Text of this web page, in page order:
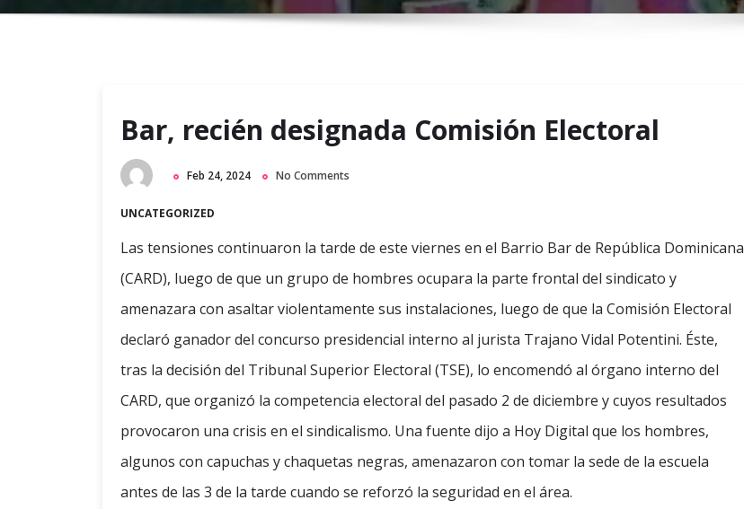
r
n
u
Bar, recién designada Comisión Electoral
Feb 24, 2024 No Comments
UNCATEGORIZED
Las tensiones continuaron la tarde de este viernes en el Barrio Bar de República Dominicana
(CARD), luego de que un grupo de hombres ocupara la parte frontal del sindicato y
amenazara con asaltar violentamente sus instalaciones, luego de que la Comisión Electoral
declaró ganador del concurso presidencial interno al jurista Trajano Vidal Potentini. Éste,
tras la decisión del Tribunal Superior Electoral (TSE), lo encomendó al órgano interno del
CARD, que organizó la competencia electoral del pasado 2 de diciembre y cuyos resultados
provocaron una crisis en el sindicalismo. Una fuente dijo a Hoy Digital que los hombres,
algunos con capuchas y chaquetas negras, amenazaron con tomar la sede de la escuela
antes de las 3 de la tarde cuando se reforzó la seguridad en el área.